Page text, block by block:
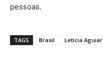
pessoas.
TAGS Brasil Leticia Aguiar